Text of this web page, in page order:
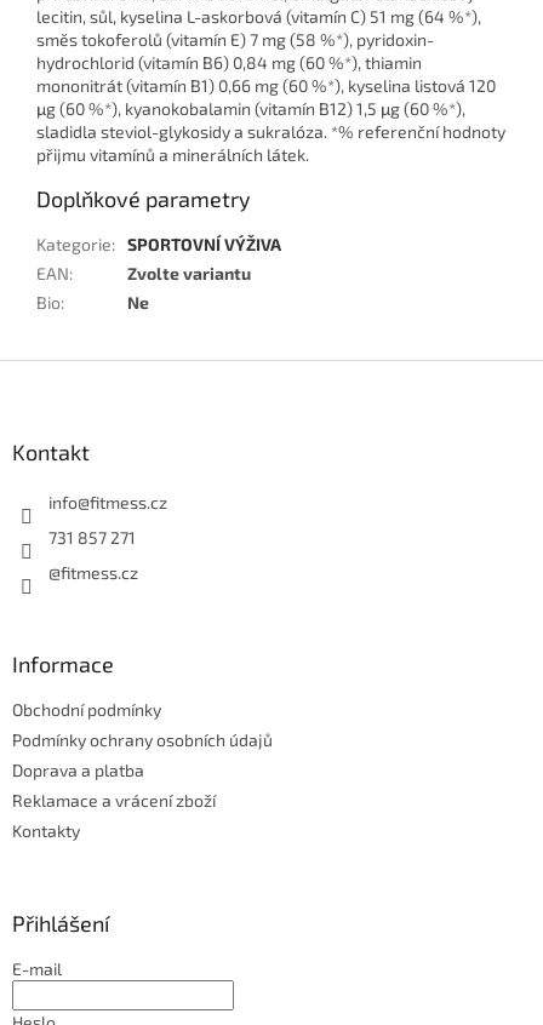
lecitin, sůl, kyselina L-askorbová (vitamín C) 51 mg (64 %*),
směs tokoferolů (vitamín E) 7 mg (58 %*), pyridoxin-
hydrochlorid (vitamín B6) 0,84 mg (60 %*), thiamin
mononitrát (vitamín B1) 0,66 mg (60 %*), kyselina listová 120
μg (60 %*), kyanokobalamin (vitamín B12) 1,5 μg (60 %*),
sladidla steviol-glykosidy a sukralóza. *% referenční hodnoty
přijmu vitamínů a minerálních látek.
Doplňkové parametry
Kategorie: SPORTOVNÍ VÝŽIVA
EAN:
Zvolte variantu
Bio: Ne
Kontakt
info@fitmess.cz
731 857 271
@fitmess.cz
Informace
Obchodní podmínky
Podmínky ochrany osobních údajů
Doprava a platba
Reklamace a vrácení zboží
Kontakty
Přihlášení
E-mail